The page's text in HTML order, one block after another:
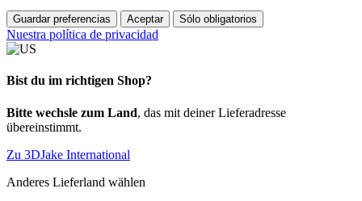
Guardar preferencias Aceptar Sólo obligatorios
Nuestra política de privacidad
Bist du im richtigen Shop?
Bitte wechsle zum Land, das mit deiner Lieferadresse
übereinstimmt.
Zu 3DJake International
Anderes Lieferland wählen